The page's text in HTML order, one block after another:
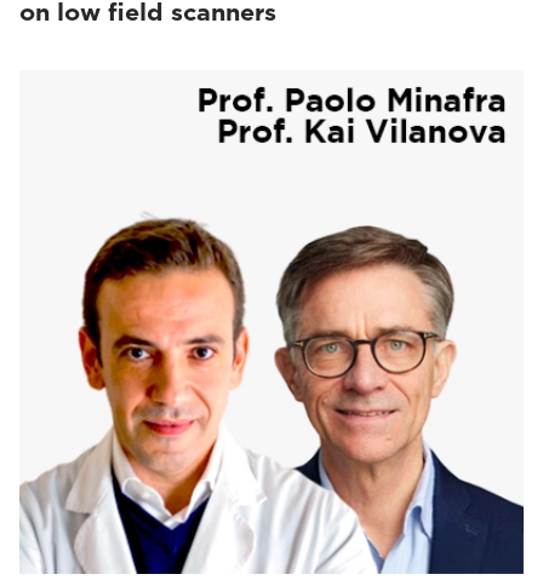
on low field scanners